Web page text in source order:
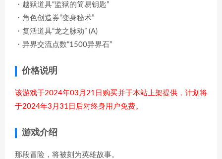
・越狱道具“监狱的简易钥匙”
・角色创造券“变身秘术”
・复活道具“龙之脉动” (A)
・异界交流点数“1500异界石”
价格说明
该游戏于2024年03月21日购买并于本站上架提供，计划将
于2024年3月31日后对终身用户免费。
游戏介绍
那段冒险，将被刻为英雄故事。